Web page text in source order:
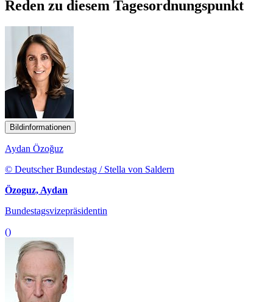
Reden zu diesem Tagesordnungspunkt
Bildinformationen
Aydan Özoğuz
© Deutscher Bundestag / Stella von Saldern
Özoguz, Aydan
Bundestagsvizepräsidentin
()